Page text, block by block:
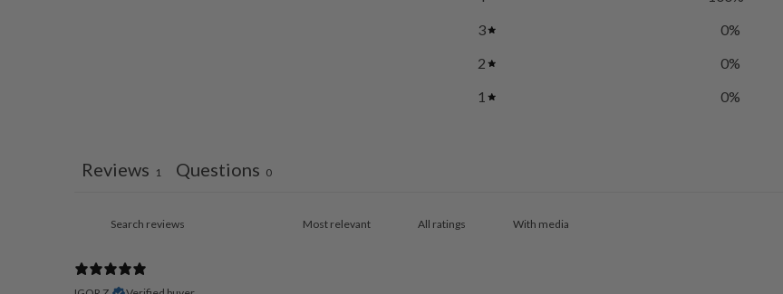
3
0%
2
0%
1
0%
Reviews 1 Questions 0
With media